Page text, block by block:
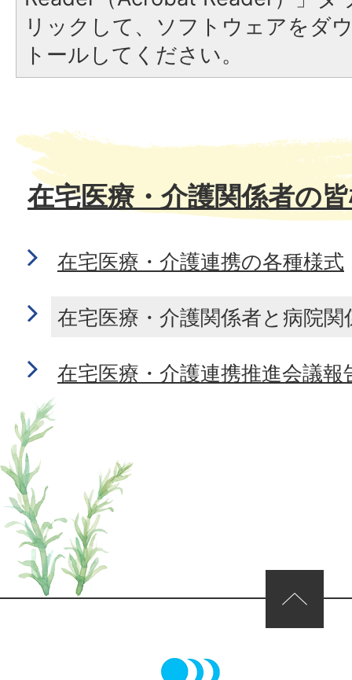
リックして、ソフトウェアをダ
トールしてください。
在宅医療・介護関係者の
在宅医療・介護連携の各種様式
在宅医療・介護関係者と病院
在宅医療・介護連携推進会議報
ページの先頭へ